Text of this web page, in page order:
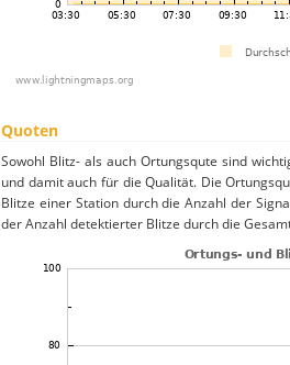
Quoten
Sowohl Blitz- als auch Ortungsqute sind
und damit auch für die Qualität. Die
Blitze einer Station durch die Anzahl der
der Anzahl detektierter Blitze durch die